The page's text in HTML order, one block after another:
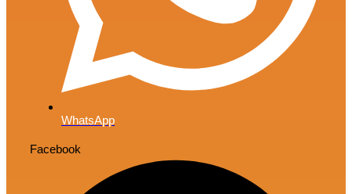
WhatsApp
Facebook